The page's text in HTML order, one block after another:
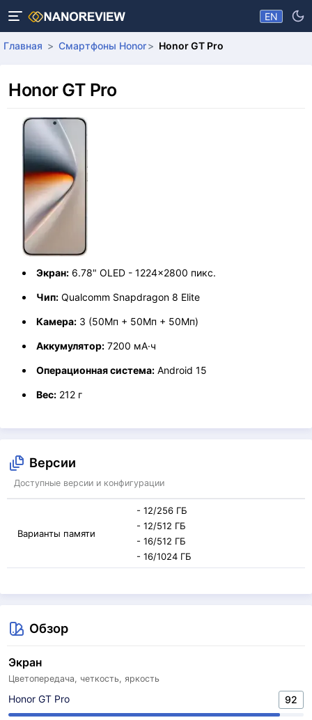
EN
Главная Смартфоны Honor Honor GT Pro
Honor GT Pro
Экран: 6.78" OLED - 1224x2800 пикс.
Чип: Qualcomm Snapdragon 8 Elite
Камера: 3 (50Мп + 50Мп + 50Мп)
Аккумулятор: 7200 мА·ч
Операционная система: Android 15
Вес: 212 г
Версии
Доступные версии и конфигурации
Варианты памяти
- 12/256 ГБ
- 12/512 ГБ
- 16/512 ГБ
- 16/1024 ГБ
Обзор
Экран
Цветопередача, четкость, яркость
Honor GT Pro 92